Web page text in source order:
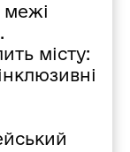
межі
місту: